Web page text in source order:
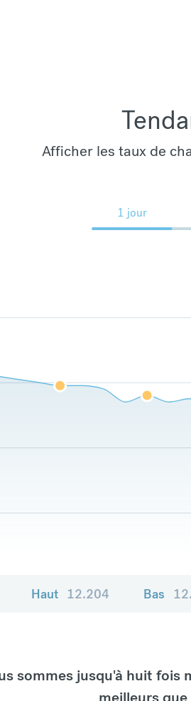
Afficher les taux de
1 jour
Haut 12.204 Bas
sommes jusqu'à huit fois
meilleurs